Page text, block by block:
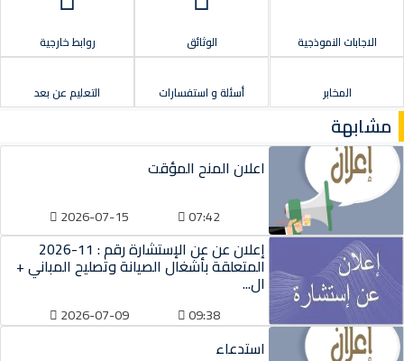
الاجابات النموذجية الوثائق روابط خارجية
المخابر أسئلة و استفسارات التعليم عن بعد
مشابهة
اعلان المنح المؤقت
07:42
2026-07-15
إعلان عن عن الإستشارة رقم : 11-2026
المتعلقة بأشغال الصيانة وتصليح المباني +
ال...
09:38
2026-07-09
استدعاء